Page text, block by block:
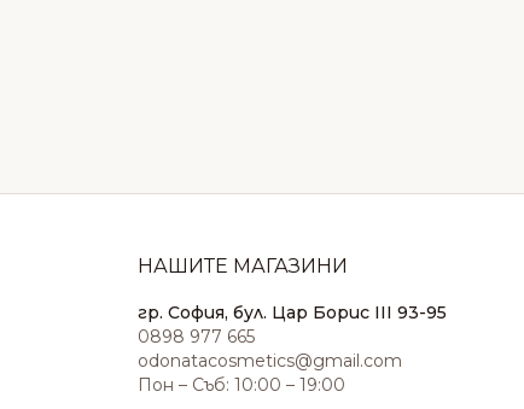
НАШИТЕ МАГАЗИНИ
гр. София, бул. Цар Борис III 93-95
0898 977 665
odonatacosmetics@gmail.com
Пон – Съб: 10:00 – 19:00